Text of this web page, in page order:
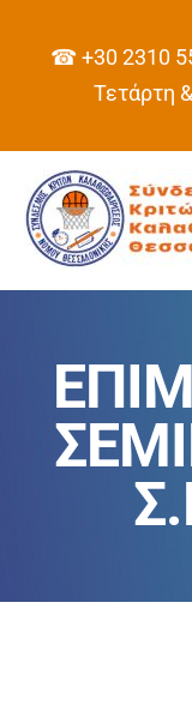
☎ +30 2310
Τετάρτη
ΣΥΝΔΕΣΜΟΣ
ΠΡΟΓΡΑΜΜΑ